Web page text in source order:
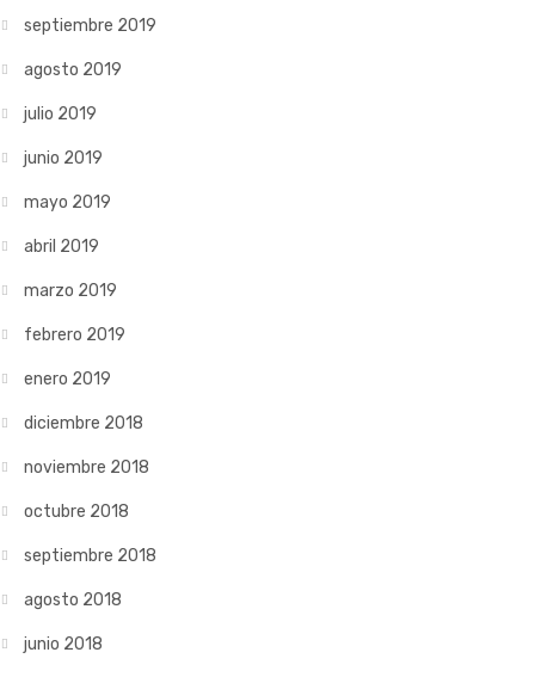
septiembre 2019
agosto 2019
julio 2019
junio 2019
mayo 2019
abril 2019
marzo 2019
febrero 2019
enero 2019
diciembre 2018
noviembre 2018
octubre 2018
septiembre 2018
agosto 2018
junio 2018